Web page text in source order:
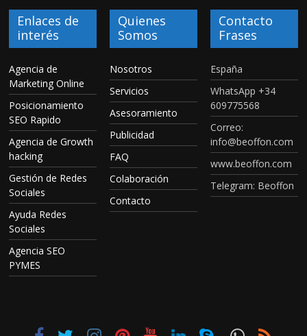
Enlaces de
interés
Agencia de
Marketing Online
Posicionamiento
SEO Rapido
Agencia de Growth
hacking
Gestión de Redes
Sociales
Ayuda Redes
Sociales
Agencia SEO
PYMES
Quienes
Somos
Nosotros
Servicios
Asesoramiento
Publicidad
FAQ
Colaboración
Contacto
Contacto
Frases
España
WhatsApp +34
609775568
Correo:
info@beoffon.com
www.beoffon.com
Telegram: Beoffon